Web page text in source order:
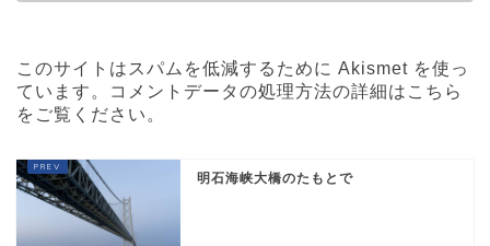
このサイトはスパムを低減するために Akismet を使っ
ています。
コメントデータの処理方法の詳細はこちら
をご覧ください 。
明石海峡大橋のたもとで